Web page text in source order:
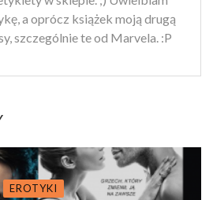
a oprócz książek moją drugą
szczególnie te od Marvela. :P
EROTYKI